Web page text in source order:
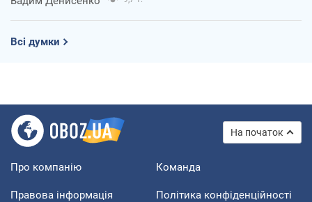
Всі думки
На початок
Про компанію Команда
Правова інформація Політика конфіденційності